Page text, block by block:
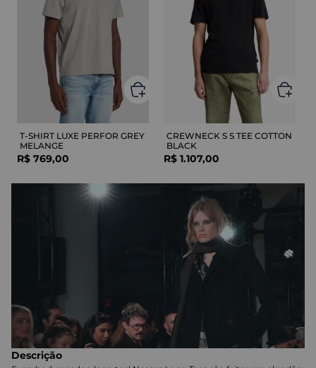
T-SHIRT LUXE PERFOR GREY
MELANGE
R$ 769,00
CREWNECK S S TEE COTTON
BLACK
R$ 1.107,00
Descrição